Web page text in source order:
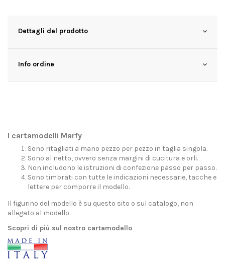
Dettagli del prodotto
Info ordine
I cartamodelli Marfy
Sono ritagliati a mano pezzo per pezzo in taglia singola.
Sono al netto, ovvero senza margini di cucitura e orli.
Non includono le istruzioni di confezione passo per passo.
Sono timbrati con tutte le indicazioni necessarie, tacche e
lettere per comporre il modello.
Il figurino del modello è su questo sito o sul catalogo, non
allegato al modello.
Scopri di più sul nostro cartamodello